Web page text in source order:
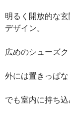
明るく開放的な
デザイン。
広めのシューズク
外には置きっぱな
でも室内に持ち込